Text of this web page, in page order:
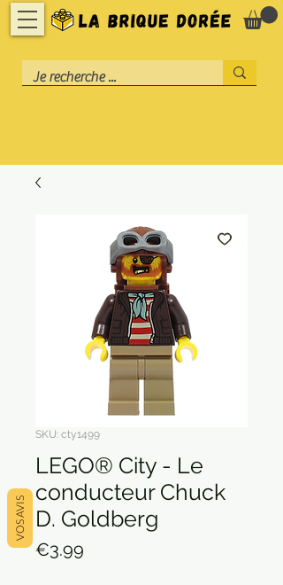
SKU: cty1499
LEGO® City - Le
conducteur Chuck
D. Goldberg
€3.99
VOS AVIS